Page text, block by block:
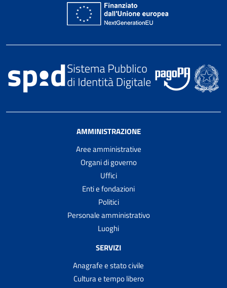
AMMINISTRAZIONE
Aree amministrative
Organi di governo
Uffici
Enti e fondazioni
Politici
Personale amministrativo
Luoghi
SERVIZI
Anagrafe e stato civile
Cultura e tempo libero